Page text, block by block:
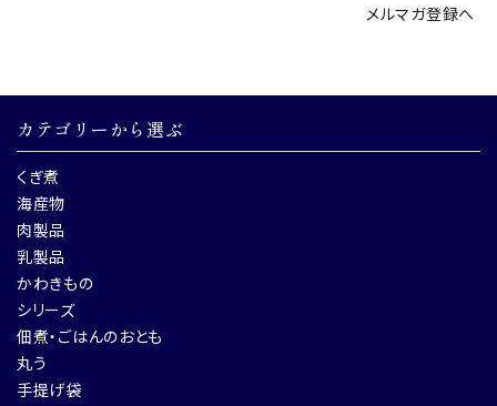
メルマガ登録へ
カテゴリーから選ぶ
くぎ煮
海産物
肉製品
乳製品
かわきもの
シリーズ
佃煮・ごはんのおとも
丸う
手提げ袋